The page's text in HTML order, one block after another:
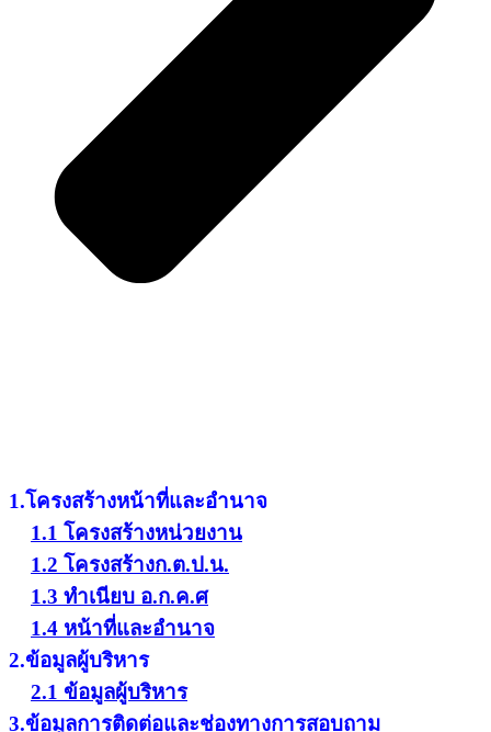
1.โครงสร้างหน้าที่และอำนาจ
1.1 โครงสร้างหน่วยงาน
1.2 โครงสร้างก.ต.ป.น.
1.3 ทำเนียบ อ.ก.ค.ศ
1.4 หน้าที่และอำนาจ
2.ข้อมูลผู้บริหาร
2.1 ข้อมูลผู้บริหาร
3.ข้อมูลการติดต่อและช่องทางการสอบถาม